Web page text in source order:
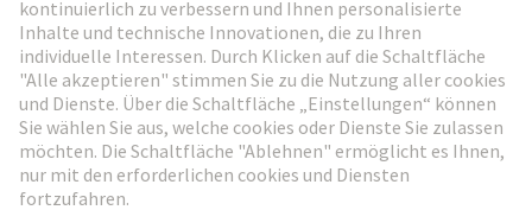
Weiter zur Anmeldung
Social Media